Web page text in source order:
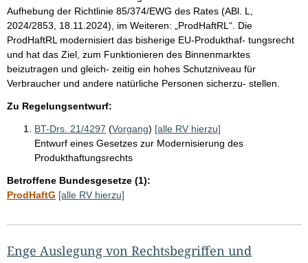
Aufhebung der Richtlinie 85/374/EWG des Rates (ABl. L,
2024/2853, 18.11.2024), im Weiteren: „ProdHaftRL“. Die
ProdHaftRL modernisiert das bisherige EU-Produkthaf- tungsrecht
und hat das Ziel, zum Funktionieren des Binnenmarktes
beizutragen und gleich- zeitig ein hohes Schutzniveau für
Verbraucher und andere natürliche Personen sicherzu- stellen.
Zu Regelungsentwurf:
BT-Drs. 21/4297 (Vorgang) [alle RV hierzu]
Entwurf eines Gesetzes zur Modernisierung des
Produkthaftungsrechts
Betroffene Bundesgesetze (1):
ProdHaftG [alle RV hierzu]
Enge Auslegung von Rechtsbegriffen und